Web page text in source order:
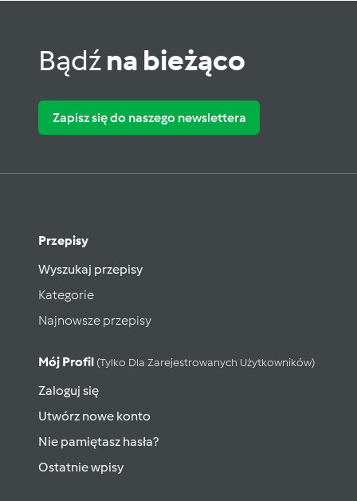
Bądźna bieżąco
Zapisz się do naszego newslettera
Przepisy
Wyszukaj przepisy
Kategorie
Najnowsze przepisy
Mój Profil (tylko Dla Zarejestrowanych Użytkowników)
Zaloguj się
Utwórz nowe konto
Nie pamiętasz hasła?
Ostatnie wpisy